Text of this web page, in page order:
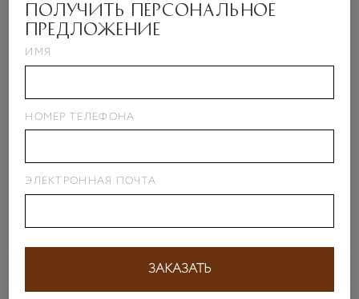
получить персональное
предложение
ИМЯ
НОМЕР ТЕЛЕФОНА
ЭЛЕКТРОННАЯ ПОЧТА
ЗАКАЗАТЬ